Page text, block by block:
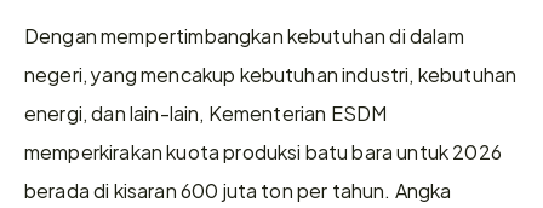
Dengan mempertimbangkan kebutuhan di dalam
negeri, yang mencakup kebutuhan industri, kebutuhan
energi, dan lain-lain, Kementerian ESDM
memperkirakan kuota produksi batu bara untuk 2026
berada di kisaran 600 juta ton per tahun. Angka